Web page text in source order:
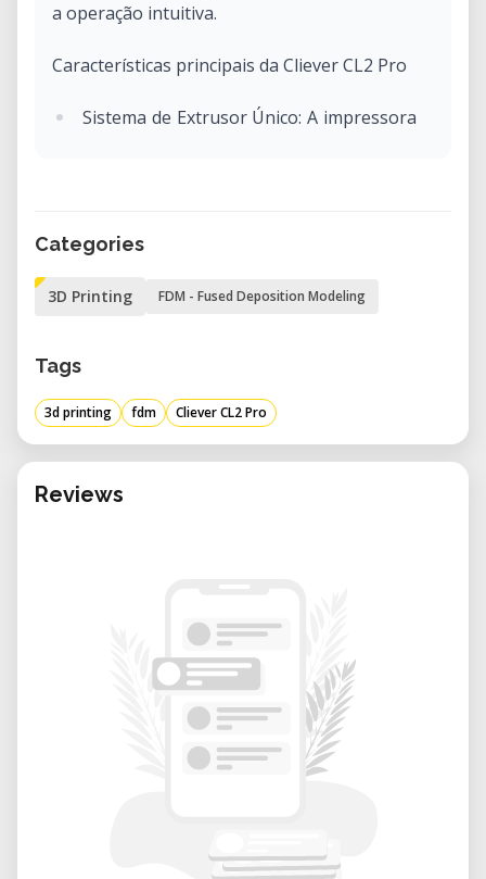
a operação intuitiva.
Características principais da Cliever CL2 Pro
Sistema de Extrusor Único: A impressora
Área de Construção Generosa: A CL2 Pro
substancial de 300 mm (largura) x 230
grandes e peças funcionais.
Compatibilidade de Materiais: Embora os
materiais compatíveis específicos não
sejam detalhados nas fontes disponíveis,
Especificações técnicas
Tipo de Impressora: Fabricação por
Filamento Fundido (FFF).
Área de Construção: 300 mm (L) x 230
Categories
3D Printing FDM - Fused Deposition Modeling
Tags
3d printing fdm Cliever CL2 Pro
Reviews